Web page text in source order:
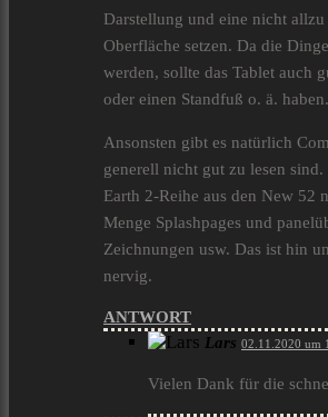
Darstellung und eine nicht allzu
Oberfläche setzen. Da die
werden, sollte das Tablet auch
oder einen Standfuß o. ä. haben.
Ansonsten gibt es natürlich
generell nicht gut zu lesen
Earth 2-Reihe aus den New 52
Menge Splashpages und
Zeichnungen usw. Das ist hin
nervig.
ANTWORT
Lars 02.11.2020 um
Vielen Dank für die